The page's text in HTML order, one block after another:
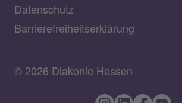
Datenschutz
Barrierefreiheitserklärung
© 2026 Diakonie Hessen